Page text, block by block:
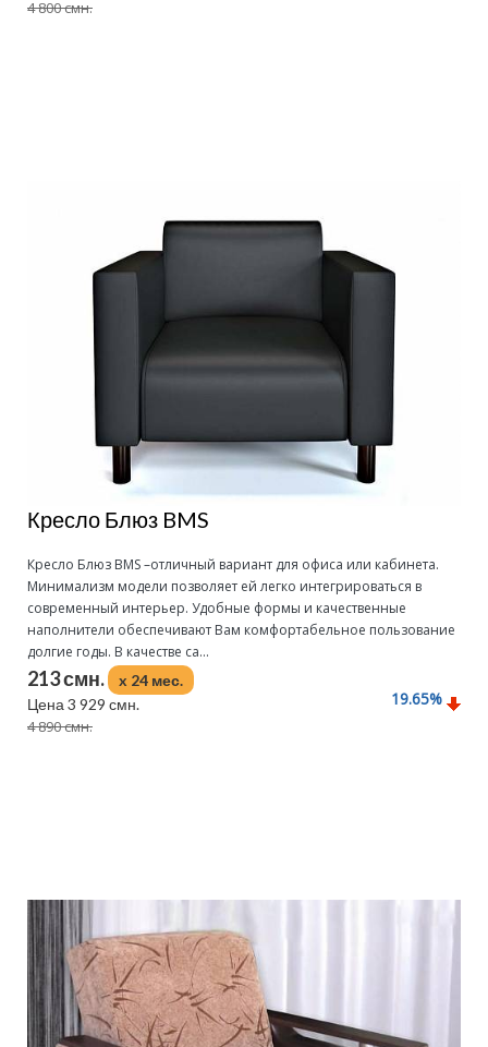
4 800 смн.
Кресло Блюз BMS
Кресло Блюз BMS –отличный вариант для офиса или кабинета.
Минимализм модели позволяет ей легко интегрироваться в
современный интерьер. Удобные формы и качественные
наполнители обеспечивают Вам комфортабельное пользование
долгие годы. В качестве са...
213 смн.
x 24 мес.
Цена 3 929 смн.
4 890 смн.
19.65%